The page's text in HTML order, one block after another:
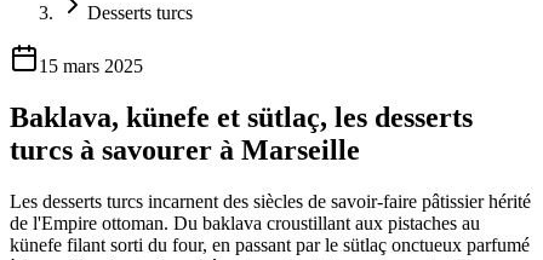
Desserts turcs
15 mars 2025
Baklava, künefe et sütlaç, les desserts
turcs à savourer à Marseille
Les desserts turcs incarnent des siècles de savoir-faire pâtissier hérité
de l'Empire ottoman. Du baklava croustillant aux pistaches au
künefe filant sorti du four, en passant par le sütlaç onctueux parfumé